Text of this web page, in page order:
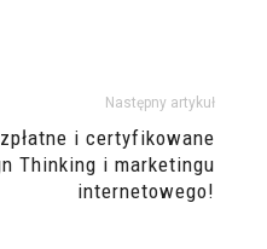
Następny artykuł
i certyfikowane
Thinking i marketingu
internetowego!